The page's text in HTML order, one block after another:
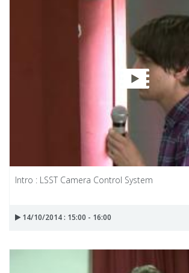
Intro : LSST Camera Control System
14/10/2014 : 15:00 - 16:00